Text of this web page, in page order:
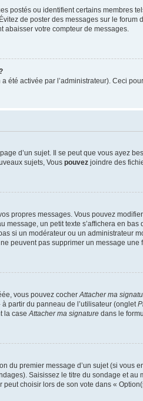
postés ou identifient certains membres
de poster des messages sur le
abaisser votre compteur de messages.
activée par l’administrateur). Ceci
d’un sujet. Il se peut que vous ayez
sujets, Vous pouvez joindre des
propres messages. Vous pouvez
un petit texte s’affichera en
si un modérateur ou un administrateur
peuvent pas supprimer un message une
vous pouvez cocher Attacher ma
partir du panneau de l’utilisateur (onglet
la case Attacher ma signature dans le
du premier message d’un sujet (si vous
Saisissez le titre du sondage et
choisir lors de son vote dans «